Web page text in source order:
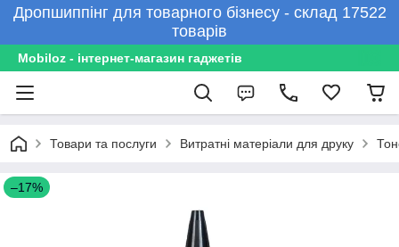
Дропшиппінг для товарного бізнесу - склад 17522
товарів
Mobiloz - інтернет-магазин гаджетів
Товари та послуги Витратні матеріали для друку
–17%